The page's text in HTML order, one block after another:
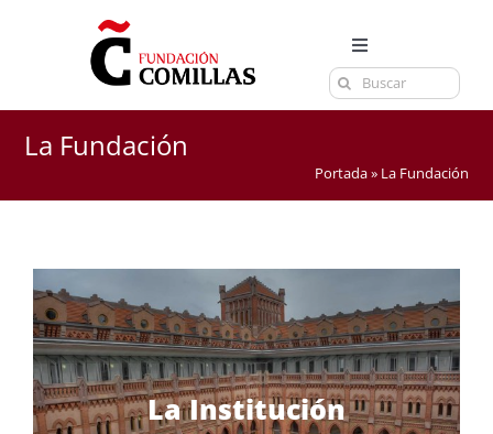
Toggle
Navigation
LA FUNDACIÓN
ESTUDIOS
ACTUALIDAD
CONTACTA
Buscar:
La Fundación
Portada» La Fundación
La Institución